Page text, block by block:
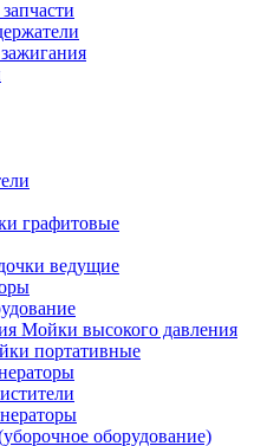
графитовые
ведущие
Мойки высокого давления
портативные